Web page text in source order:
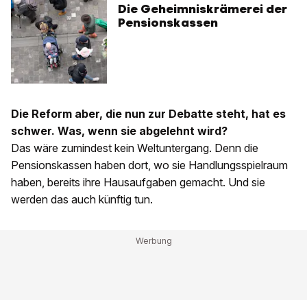
Die Geheimniskrämerei der
Pensionskassen
Die Reform aber, die nun zur Debatte steht, hat es
schwer. Was, wenn sie abgelehnt wird?
Das wäre zumindest kein Weltuntergang. Denn die
Pensionskassen haben dort, wo sie Handlungsspielraum
haben, bereits ihre Hausaufgaben gemacht. Und sie
werden das auch künftig tun.